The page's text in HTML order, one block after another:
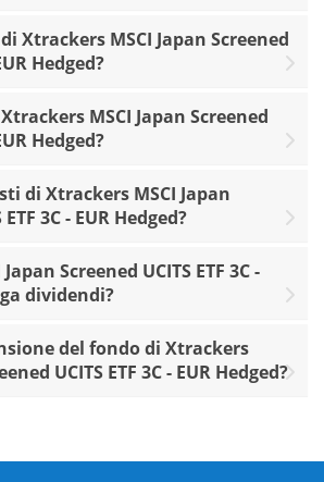
Xtrackers MSCI Japan Screened
Hedged?
MSCI Japan Screened
Hedged?
di Xtrackers MSCI Japan
3C - EUR Hedged?
Screened UCITS ETF 3C -
dividendi?
del fondo di Xtrackers
UCITS ETF 3C - EUR Hedged?